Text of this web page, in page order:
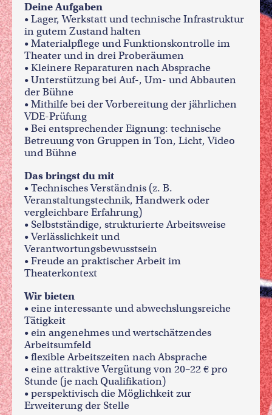
Deine Aufgaben
• Lager, Werkstatt und technische Infrastruktur
in gutem Zustand halten
• Materialpflege und Funktionskontrolle im
Theater und in drei Proberäumen
• Kleinere Reparaturen nach Absprache
• Unterstützung bei Auf-, Um- und Abbauten
der Bühne
• Mithilfe bei der Vorbereitung der jährlichen
VDE-Prüfung
• Bei entsprechender Eignung: technische
Betreuung von Gruppen in Ton, Licht, Video
und Bühne
Das bringst du mit
• Technisches Verständnis (z. B.
Veranstaltungstechnik, Handwerk oder
vergleichbare Erfahrung)
• Selbstständige, strukturierte Arbeitsweise
• Verlässlichkeit und
Verantwortungsbewusstsein
• Freude an praktischer Arbeit im
Theaterkontext
Wir bieten
• eine interessante und abwechslungsreiche
Tätigkeit
• ein angenehmes und wertschätzendes
Arbeitsumfeld
• flexible Arbeitszeiten nach Absprache
• eine attraktive Vergütung von 20–22 € pro
Stunde (je nach Qualifikation)
• perspektivisch die Möglichkeit zur
Erweiterung der Stelle